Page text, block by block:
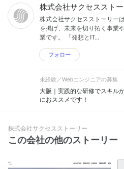
株式会社サクセススト
株式会社サクセスストーリー
を掲げ、未来を切り拓く事業
業です。 「発想とIT...
フォロー
未経験／Webエンジニアの募集
大阪｜実践的な研修でスキル
におススメです！
株式会社サクセスストーリー
この会社の他のストーリー